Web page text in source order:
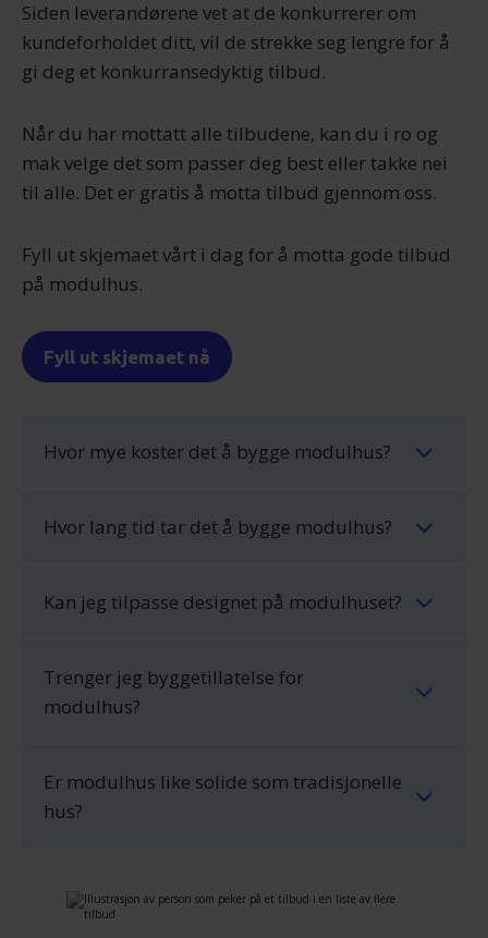
Siden leverandørene vet at de konkurrerer om
kundeforholdet ditt, vil de strekke seg lengre for å
gi deg et konkurransedyktig tilbud.
Når du har mottatt alle tilbudene, kan du i ro og
mak velge det som passer deg best eller takke nei
til alle. Det er gratis å motta tilbud gjennom oss.
Fyll ut skjemaet vårt i dag for å motta gode tilbud
på modulhus.
Fyll ut skjemaet nå
Hvor mye koster det å bygge modulhus?
Hvor lang tid tar det å bygge modulhus?
Kan jeg tilpasse designet på modulhuset?
Trenger jeg byggetillatelse for
modulhus?
Er modulhus like solide som tradisjonelle
hus?